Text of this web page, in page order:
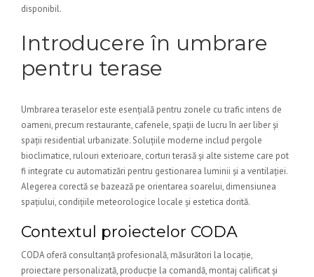
disponibil.
Introducere în umbrare
pentru terase
Umbrarea teraselor este esențială pentru zonele cu trafic intens de
oameni, precum restaurante, cafenele, spații de lucru în aer liber și
spații residential urbanizate. Soluțiile moderne includ pergole
bioclimatice, rulouri exterioare, corturi terasă și alte sisteme care pot
fi integrate cu automatizări pentru gestionarea luminii și a ventilației.
Alegerea corectă se bazează pe orientarea soarelui, dimensiunea
spațiului, condițiile meteorologice locale și estetica dorită.
Contextul proiectelor CODA
CODA oferă consultanță profesională, măsurători la locație,
proiectare personalizată, producție la comandă, montaj calificat și